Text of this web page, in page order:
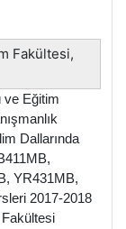
Fakültesi,
ve Eğitim
Dallarında
YR431MB,
2017-2018